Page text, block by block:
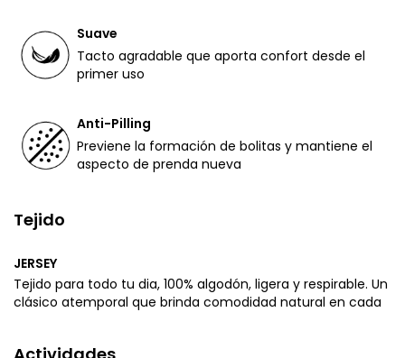
Suave
Tacto agradable que aporta confort desde el
primer uso
Anti-Pilling
Previene la formación de bolitas y mantiene el
aspecto de prenda nueva
Tejido
JERSEY
Tejido para todo tu dia, 100% algodón, ligera y respirable. Un
clásico atemporal que brinda comodidad natural en cada